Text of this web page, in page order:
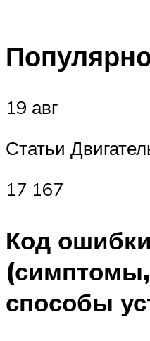
19 авг
Статьи
17 167
Код
способы